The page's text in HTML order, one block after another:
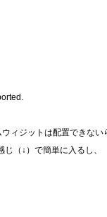
ィジットは配置できない
（↓）で簡単に入るし、